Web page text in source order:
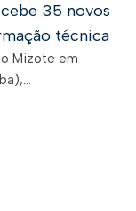
35 novos
técnica
Mizote em